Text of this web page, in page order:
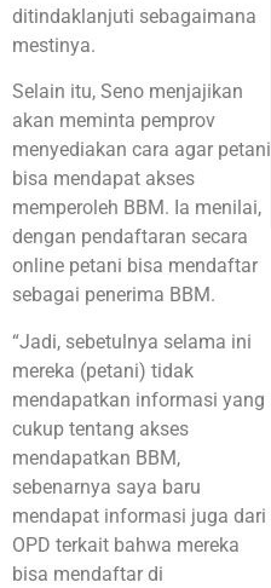
ditindaklanjuti sebagaimana
mestinya.
Selain itu, Seno menjajikan
akan meminta pemprov
menyediakan cara agar petani
bisa mendapat akses
memperoleh BBM. Ia menilai,
dengan pendaftaran secara
online petani bisa mendaftar
sebagai penerima BBM.
“Jadi, sebetulnya selama ini
mereka (petani) tidak
mendapatkan informasi yang
cukup tentang akses
mendapatkan BBM,
sebenarnya saya baru
mendapat informasi juga dari
OPD terkait bahwa mereka
bisa mendaftar di